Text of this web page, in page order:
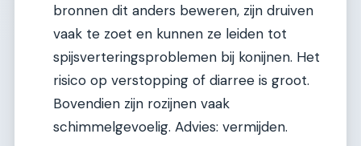
bronnen dit anders beweren, zijn druiven
vaak te zoet en kunnen ze leiden tot
spijsverteringsproblemen bij konijnen. Het
risico op verstopping of diarree is groot.
Bovendien zijn rozijnen vaak
schimmelgevoelig. Advies: vermijden.